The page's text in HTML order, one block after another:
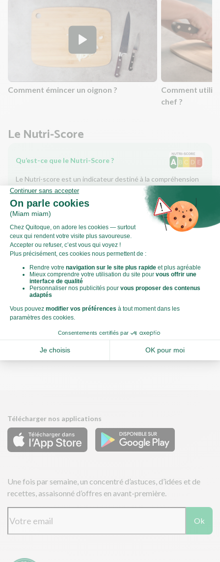
Comment émincer un oignon ?
Comment
chef ?
Le Nutri-Score
Qu’est-ce que le Nutri-Score ?
Le Nutri-score est un indicateur destiné à la compréhension
des informations nutritionnelles. Les recettes ou les produits
sont classés de A à E en fonction de leur teneur en aliments à
favoriser (fibres, protéines, fruits, légumes, légumineuses...)
et en aliments à limiter (énergie, acides gras saturés, sucres,
sel...).
Score calculé par
Le Score Carbone
Qu’est-ce que le score carbone ?
C'est un logo qui vous permet de visualiser l’empreinte
carbone de chaque plat et de faire des choix plus éclairés et
toujours aussi gourmands. Plus d'informationsici
Télécharger nos applications
Une fois par semaine, un concentré d’astuces, d’idées et de
recettes, assaisonné d’offres en avant-première.
Ok